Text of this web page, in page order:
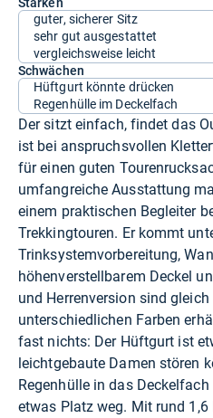
guter, sicherer Sitz
sehr gut ausgestattet
vergleichsweise leicht
Schwächen
Hüftgurt könnte drücken
Regenhülle im Deckelfach
Der sitzt einfach, findet das
ist bei anspruchsvollen
für einen guten
umfangreiche Ausstattung
einem praktischen Begleiter
Trekkingtouren. Er kommt
Trinksystemvorbereitung,
höhenverstellbarem Deckel
und Herrenversion sind
unterschiedlichen Farben
fast nichts: Der Hüftgurt ist
leichtgebaute Damen stören
Regenhülle in das
etwas Platz weg. Mit rund